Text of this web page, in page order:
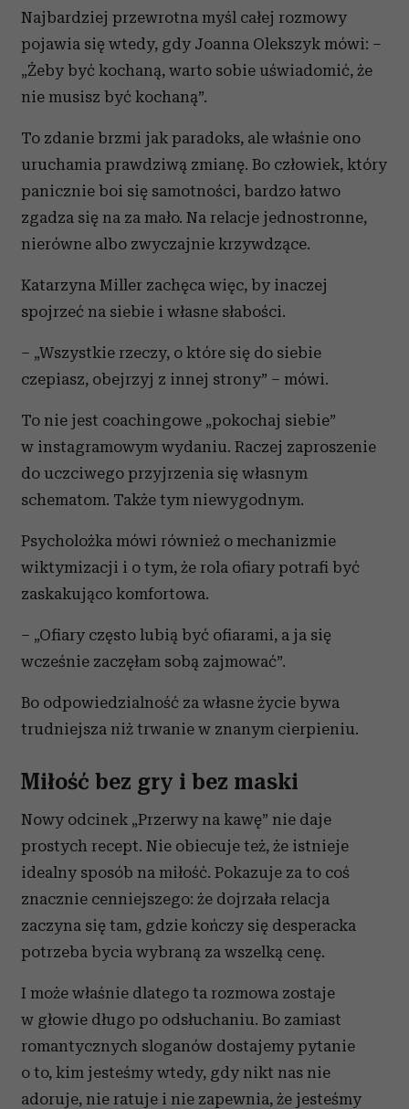
korzystasz z naszej witryny, udostępniamy partnerom
społecznościowym, reklamowym i analitycznym.
Partnerzy mogą połączyć te informacje z innymi danymi
otrzymanymi od Ciebie lub uzyskanymi podczas
korzystania z ich usług.
Najbardziej przewrotna myśl całej rozmowy
pojawia się wtedy, gdy Joanna Olekszyk mówi: –
„Żeby być kochaną, warto sobie uświadomić, że
nie musisz być kochaną”.
To zdanie brzmi jak paradoks, ale właśnie ono
uruchamia prawdziwą zmianę. Bo człowiek, który
panicznie boi się samotności, bardzo łatwo
zgadza się na za mało. Na relacje jednostronne,
nierówne albo zwyczajnie krzywdzące.
Katarzyna Miller zachęca więc, by inaczej
spojrzeć na siebie i własne słabości.
– „Wszystkie rzeczy, o które się do siebie
czepiasz, obejrzyj z innej strony” – mówi.
To nie jest coachingowe „pokochaj siebie”
w instagramowym wydaniu. Raczej zaproszenie
do uczciwego przyjrzenia się własnym
schematom. Także tym niewygodnym.
Psycholożka mówi również o mechanizmie
wiktymizacji i o tym, że rola ofiary potrafi być
zaskakująco komfortowa.
– „Ofiary często lubią być ofiarami, a ja się
wcześnie zaczęłam sobą zajmować”.
Bo odpowiedzialność za własne życie bywa
trudniejsza niż trwanie w znanym cierpieniu.
Miłość bez gry i bez maski
Nowy odcinek „Przerwy na kawę” nie daje
prostych recept. Nie obiecuje też, że istnieje
idealny sposób na miłość. Pokazuje za to coś
znacznie cenniejszego: że dojrzała relacja
zaczyna się tam, gdzie kończy się desperacka
potrzeba bycia wybraną za wszelką cenę.
I może właśnie dlatego ta rozmowa zostaje
w głowie długo po odsłuchaniu. Bo zamiast
romantycznych sloganów dostajemy pytanie
o to, kim jesteśmy wtedy, gdy nikt nas nie
adoruje, nie ratuje i nie zapewnia, że jesteśmy